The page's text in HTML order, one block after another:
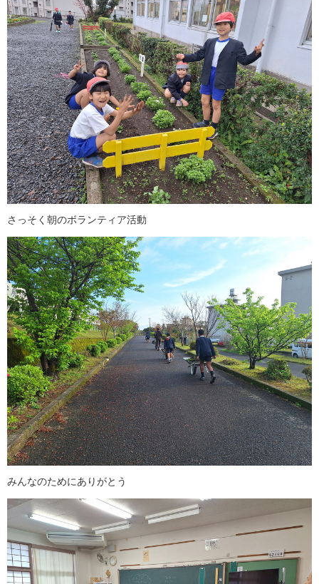
さっそく朝のボランティア活動
みんなのためにありがとう